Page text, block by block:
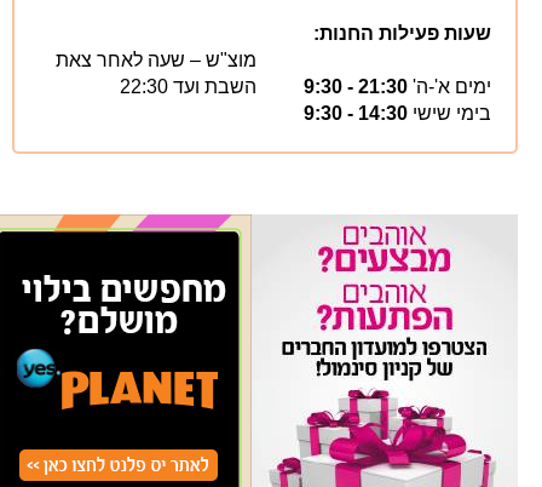
שעות פעילות החנות:
ימים א'-ה' 21:30 - 9:30
בימי שישי 14:30 - 9:30
מוצ"ש – שעה לאחר צאת
השבת ועד 22:30